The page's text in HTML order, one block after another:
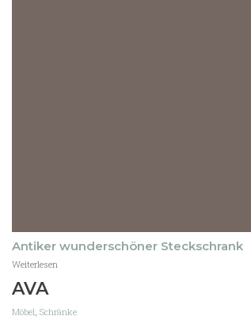
Antiker wunderschöner Steckschrank
Weiterlesen
AVA
Möbel Schränke